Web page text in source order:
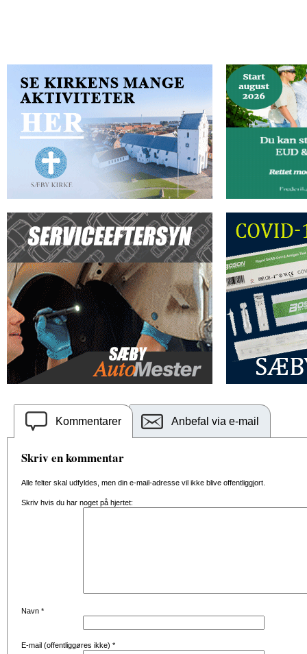
Kommentarer Anbefal via e-mail
Skriv en kommentar
Alle felter skal udfyldes, men din e-mail-adresse vil ikke blive offentliggjort.
Skriv hvis du har noget på hjertet:
Navn *
E-mail (offentliggøres ikke) *